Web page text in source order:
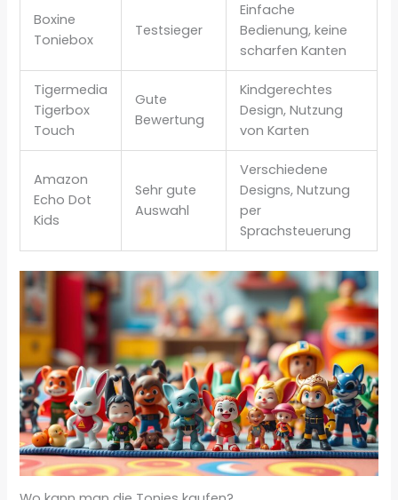
Boxine
Toniebox
Testsieger
Einfache
Bedienung, keine
scharfen Kanten
Tigermedia
Tigerbox
Touch
Gute
Bewertung
Kindgerechtes
Design, Nutzung
von Karten
Amazon
Echo Dot
Kids
Sehr gute
Auswahl
Verschiedene
Designs, Nutzung
per
Sprachsteuerung